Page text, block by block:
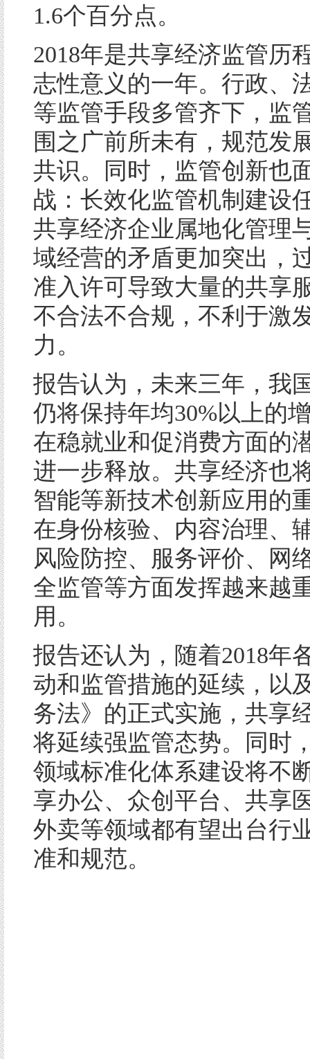
1.6个百分点。
2018年是共享经济监管历
志性意义的一年。行政、
等监管手段多管齐下，监
围之广前所未有，规范发
共识。同时，监管创新也
战：长效化监管机制建设
共享经济企业属地化管理
域经营的矛盾更加突出，
准入许可导致大量的共享
不合法不合规，不利于激
力。
报告认为，未来三年，我
仍将保持年均30%以上的
在稳就业和促消费方面的
进一步释放。共享经济也
智能等新技术创新应用的
在身份核验、内容治理、
风险防控、服务评价、网
全监管等方面发挥越来越
用。
报告还认为，随着2018年
动和监管措施的延续，以
务法》的正式实施，共享
将延续强监管态势。同时
领域标准化体系建设将不
享办公、众创平台、共享
外卖等领域都有望出台行
准和规范。